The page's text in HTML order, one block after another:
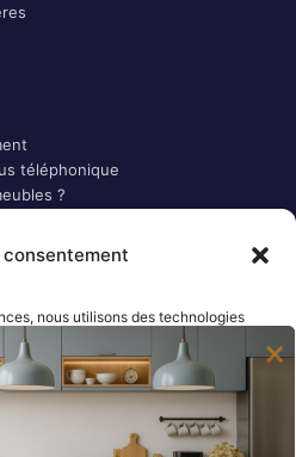
consentement
nous utilisons des technologies
et/ou accéder aux informations des
technologies nous permettra de
de navigation ou les ID
consentir ou de retirer son
sur certaines caractéristiques
téléphonique
?